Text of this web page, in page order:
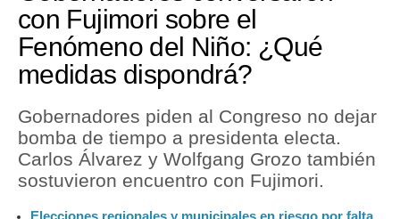
Economía
Mercados
Perú
Política
Tu Dinero
Finanzas Personales
con Fujimori sobre el
Fenómeno del Niño: ¿Qué
medidas dispondrá?
Gobernadores piden al Congreso no dejar
bomba de tiempo a presidenta electa.
Carlos Álvarez y Wolfgang Grozo también
sostuvieron encuentro con Fujimori.
Elecciones regionales y municipales en riesgo por falta